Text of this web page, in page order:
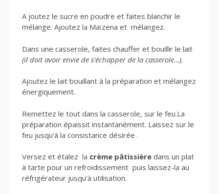
A joutez le sucre en poudre et faites blanchir le
mélange. Ajoutez la Maïzena et mélangez.
Dans une casserole, faites chauffer et bouillir le lait
(il doit avoir envie de s’échapper de la casserole…).
Ajoutez le lait bouillant à la préparation et mélangez
énergiquement.
Remettez le tout dans la casserole, sur le feu.La
préparation épaissit instantanément. Laissez sur le
feu jusqu’à la consistance désirée .
Versez et étalez la crème pâtissière dans un plat
à tarte pour un refroidissement puis laissez-la au
réfrigérateur jusqu’à utilisation.